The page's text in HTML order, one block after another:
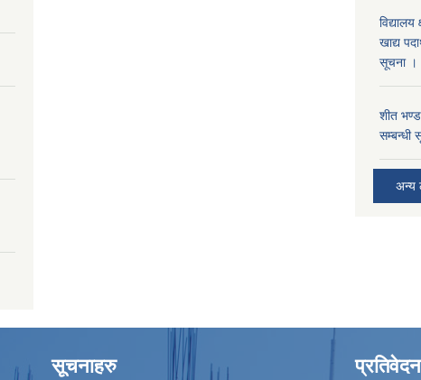
विद्यालय
खाद्य
सूचना ।
शीत
सम्बन्धी
सूचनाहरु प्रतिवेदन